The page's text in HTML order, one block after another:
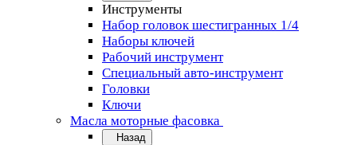
Инструменты
Набор головок шестигранных 1/4
Наборы ключей
Рабочий инструмент
Специальный авто-инструмент
Головки
Ключи
Масла моторные фасовка
Назад